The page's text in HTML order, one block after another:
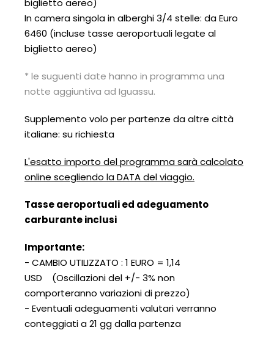
biglietto aereo)
In camera singola in alberghi 3/4 stelle: da Euro
6460 (incluse tasse aeroportuali legate al
biglietto aereo)
* le suguenti date hanno in programma una
notte aggiuntiva ad Iguassu.
Supplemento volo per partenze da altre città
italiane: su richiesta
L'esatto importo del programma sarà calcolato
online scegliendo la DATA del viaggio.
Tasse aeroportuali ed adeguamento
carburante inclusi
Importante:
- CAMBIO UTILIZZATO : 1 EURO = 1,14
USD (Oscillazioni del +/- 3% non
comporteranno variazioni di prezzo)
- Eventuali adeguamenti valutari verranno
conteggiati a 21 gg dalla partenza